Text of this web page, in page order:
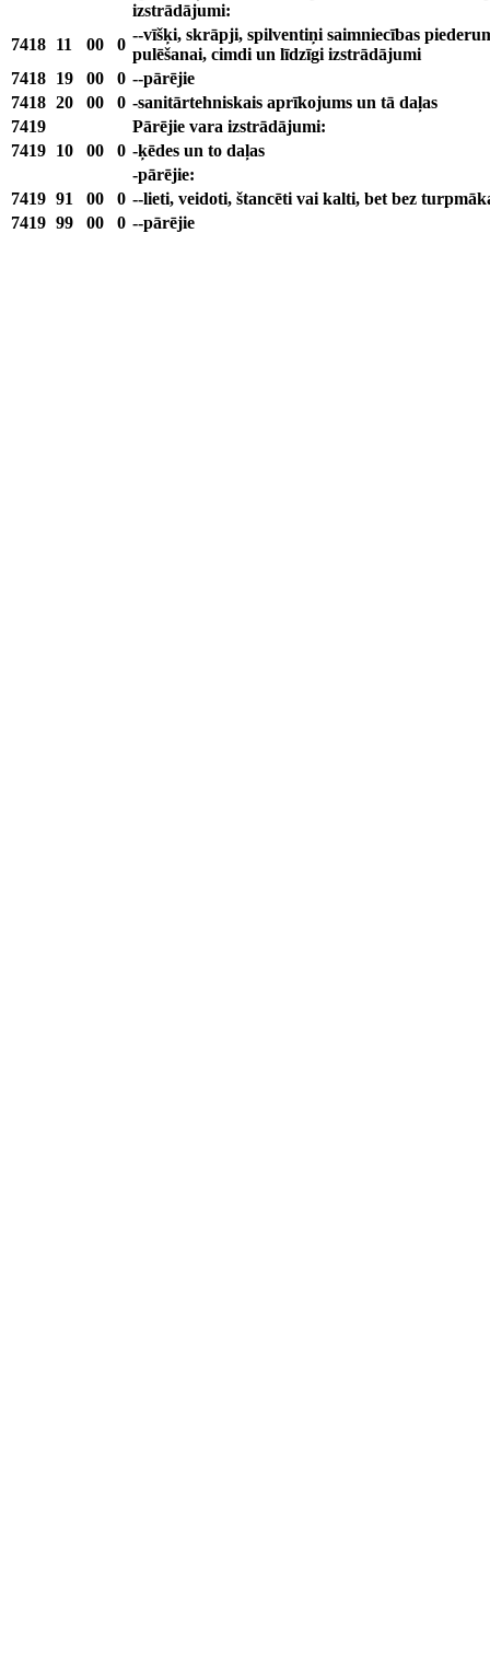
izstrādājumi:
7418 11 00 0
--vīšķi, skrāpji, spilventiņi saimniecības
pulēšanai, cimdi un līdzīgi izstrādājumi
7418 19 00 0 --pārējie
7418 20 00 0 -sanitārtehniskais aprīkojums un tā daļas
7419
Pārējie vara izstrādājumi:
7419 10 00 0 -ķēdes un to daļas
-pārējie:
7419 91 00 0 --lieti, veidoti, štancēti vai kalti, bet bez
7419 99 00 0 --pārējie